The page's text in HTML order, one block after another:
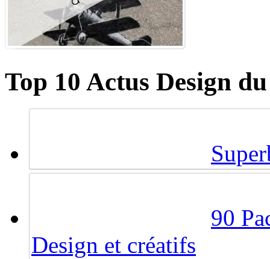
Top 10 Actus Design
90
Design et créatifs